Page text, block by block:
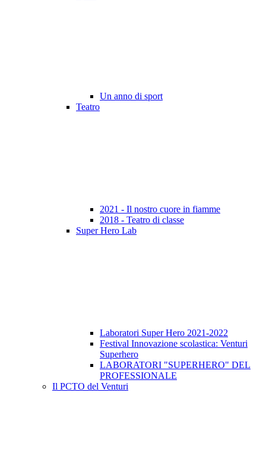
Un anno di sport
Teatro
2021 - Il nostro cuore in fiamme
2018 - Teatro di classe
Super Hero Lab
Laboratori Super Hero 2021-2022
Festival Innovazione scolastica: Venturi
Superhero
LABORATORI "SUPERHERO" DEL
PROFESSIONALE
Il PCTO del Venturi